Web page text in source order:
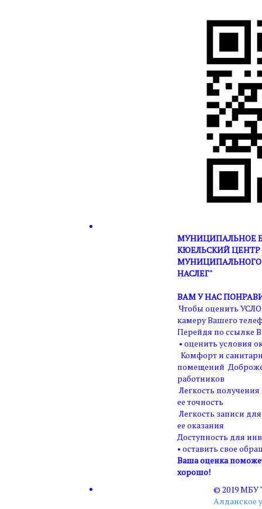
МУНИЦИПАЛЬНОЕ
КЮЕЛЬСКИЙ ЦЕНТР
МУНИЦИПАЛЬНОГО
НАСЛЕГ"
ВАМ У НАС
Чтобы оценить
камеру Вашего
Перейдя по ссылке
• оценить условия
Комфорт и
помещений
работников
Легкость
ее точность
Легкость записи
ее оказания
Доступность для
• оставить свое
Ваша оценка
хорошо!
© 2019
Алданское